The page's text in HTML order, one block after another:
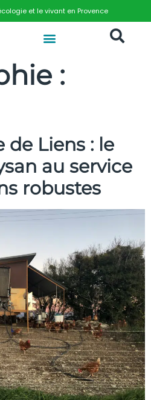
et le vivant en Provence
:
de Liens : le
au service
robustes